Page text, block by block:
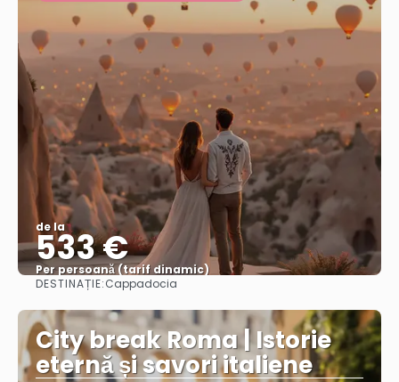
de la
533 €
Per persoană (tarif dinamic)
Vezi mai multe
DESTINAȚIE:Cappadocia
City break Roma | Istorie
eternă și savori italiene